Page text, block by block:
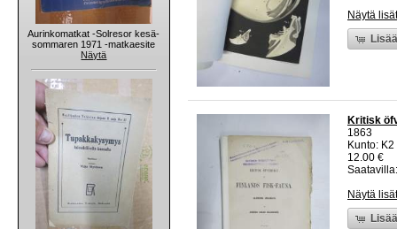
Aurinkomatkat -Solresor kesä-
sommaren 1971 -matkaesite
Näytä
Näytä
Kritisk
1863
Kunto:
12.00 €
Näytä